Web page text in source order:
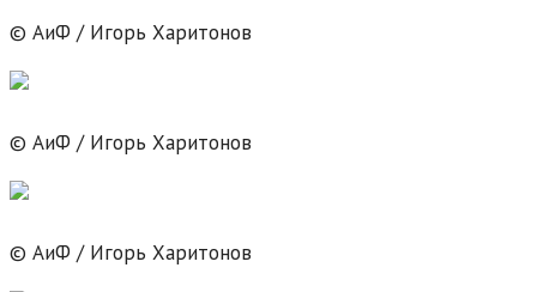
© АиФ / Игорь Харитонов
© АиФ / Игорь Харитонов
© АиФ / Игорь Харитонов